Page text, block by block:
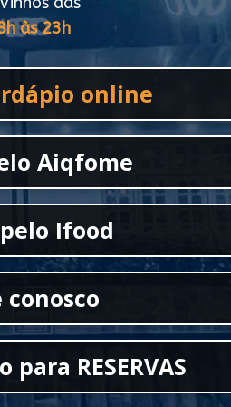
às 23h
online
Aiqfome
Ifood
conosco
para RESERVAS